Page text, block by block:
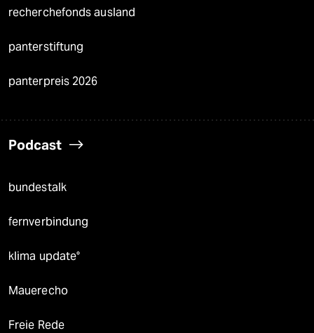
recherchefonds ausland
panterstiftung
panterpreis 2026
Podcast
bundestalk
fernverbindung
klima update°
Mauerecho
Freie Rede